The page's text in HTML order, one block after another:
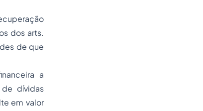
dos arts.
de que
a
dívidas
em valor